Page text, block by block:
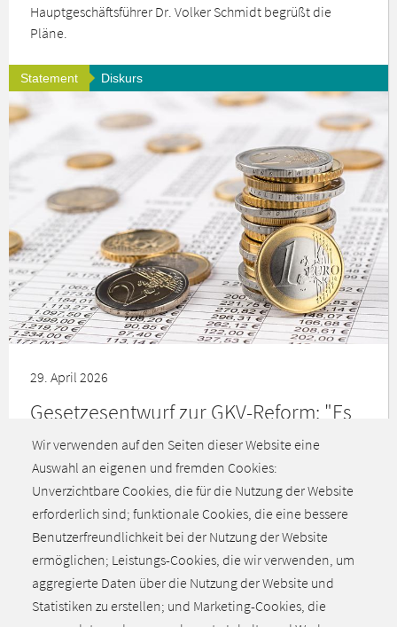
Hauptgeschäftsführer Dr. Volker Schmidt begrüßt die
Pläne.
Statement Diskurs
29. April 2026
Gesetzesentwurf zur GKV-Reform: "Es
droht ein weiterer Kostenschub"
Am heutigen Mittwoch hat die Bundesregierung unter
anderem einen Gesetzesentwurf zur GKV-Reform auf den
Weg gebracht. Ein Vorhaben, das weit hinter den
Erwartungen zurückbleibt.
Alle aktuellen Meldungen
Wir verwenden auf den Seiten dieser Website eine
Auswahl an eigenen und fremden Cookies:
Unverzichtbare Cookies, die für die Nutzung der Website
erforderlich sind; funktionale Cookies, die eine bessere
Benutzerfreundlichkeit bei der Nutzung der Website
ermöglichen; Leistungs-Cookies, die wir verwenden, um
aggregierte Daten über die Nutzung der Website und
Statistiken zu erstellen; und Marketing-Cookies, die